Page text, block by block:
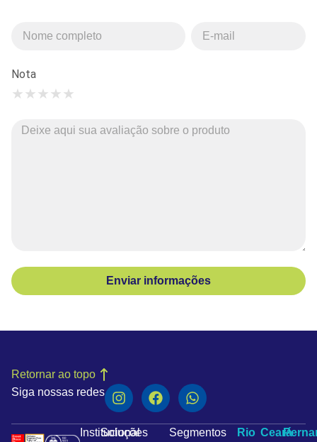
Nota
★
★
★
★
★
Enviar informações
Siga nossas redes
Retornar ao topo
Institucional
Soluções Segmentos
Rio Ceará